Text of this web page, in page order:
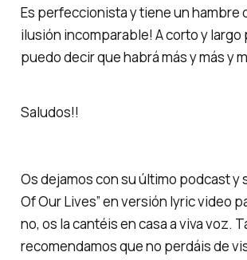
Es perfeccionista y tiene un hambre
ilusión incomparable! A corto y largo
puedo decir que habrá más y más y
Saludos!!
Os dejamos con su último podcast y
Of Our Lives”en versión lyric video
no, os la cantéis en casa a viva voz.
recomendamos que no perdáis de